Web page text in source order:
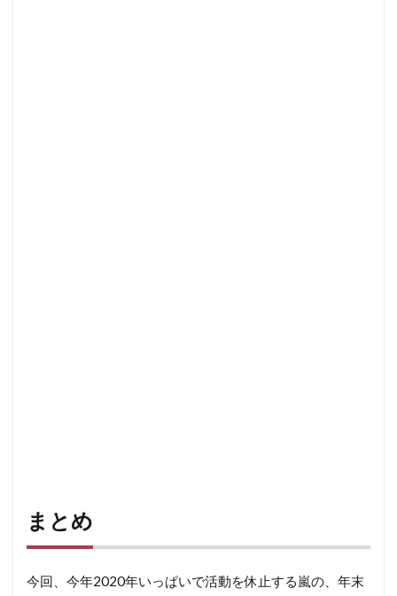
まとめ
今回、今年2020年いっぱいで活動を休止する嵐の、年末